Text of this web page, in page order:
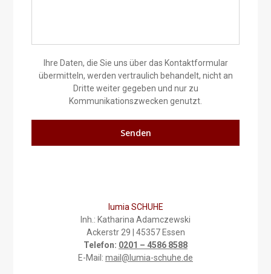
Ihre Daten, die Sie uns über das Kontaktformular
übermitteln, werden vertraulich behandelt, nicht an
Dritte weiter gegeben und nur zu
Kommunikationszwecken genutzt.
lumia SCHUHE
Inh.: Katharina Adamczewski
Ackerstr 29 | 45357 Essen
Telefon: 0201 – 4586 8588
E-Mail: mail@lumia-schuhe.de